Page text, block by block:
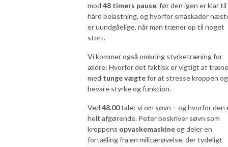
mod 48 timers pause, før den igen er klar til
hård belastning, og hvorfor småskader
er uundgåelige, når man træner op til noget
stort.
Vi kommer også omkring styrketræning for
ældre: Hvorfor det faktisk er vigtigt at træne
med tunge vægtefor at stresse kroppen og
bevare styrke og funktion.
Ved 48.00taler vi om søvn – og hvorfor den
helt afgørende. Peter beskriver søvn som
kroppens opvaskemaskineog deler en
fortælling fra en militærøvelse, der tydeligt